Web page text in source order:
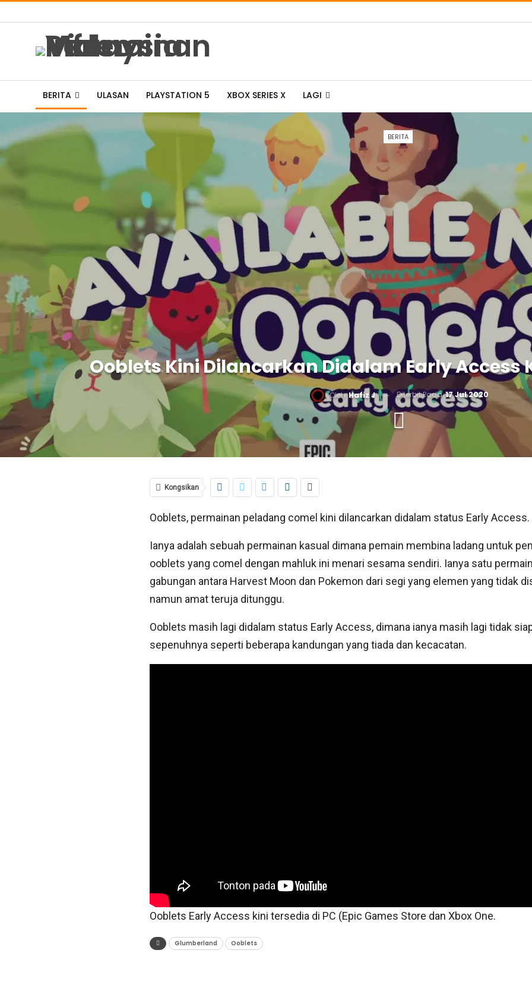
BERITA ULASAN PLAYSTATION 5 XBOX SERIES X LAGI
BERITA
Ooblets Kini Dilancarkan Didalam Early Access
OlehHafiz J Diterbit Pada17 Jul 2020
Kongsikan
Ooblets, permainan peladang comel kini dilancarkan didalam status Early Access.
Ianya adalah sebuah permainan kasual dimana pemain membina ladang untuk
ooblets yang comel dengan mahluk ini menari sesama sendiri. Ianya satu
gabungan antara Harvest Moon dan Pokemon dari segi yang elemen yang tidak
namun amat teruja ditunggu.
Ooblets masih lagi didalam status Early Access, dimana ianya masih lagi tidak
sepenuhnya seperti beberapa kandungan yang tiada dan kecacatan.
Ooblets Early Access kini tersedia di PC (Epic Games Store dan Xbox One.
Glumberland Ooblets